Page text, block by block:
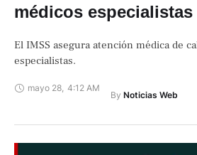
médicos especialistas
El IMSS asegura atención médica de
especialistas.
mayo 28, 4:12 AM
By Noticias Web